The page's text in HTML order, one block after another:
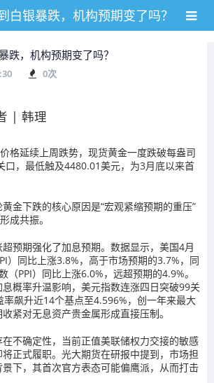
白银暴跌，机构预期变了吗？
跌，机构预期变了吗？
0次
| 韩理
格延续上周跌势，现货黄金一度跌破每盎司
口，最低触及4480.01美元，为3月底以来首
金下跌的核心原因是“宏观紧缩预期的重压”
成共振。
预期强化了加息预期。数据显示，美国4月
）同比上涨3.8%，高于市场预期的3.7%，同
（PPI）同比上涨6.0%，远超预期的4.9%。
概率升温影响，美元指数连涨四日突破99关
率飙升近14个基点至4.596%，创一年来最大
紧对无息资产贵金属形成直接压制。
不确定性，当前正值美联储权力交接的敏感
将正式履职。光大期货在研报中提到，市场担
下，其首次官方表态可能偏鹰派，从而打击